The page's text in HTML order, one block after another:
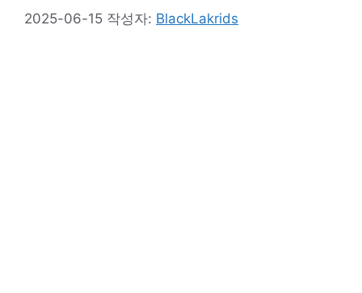
2025-06-15 작성자: BlackLakrids